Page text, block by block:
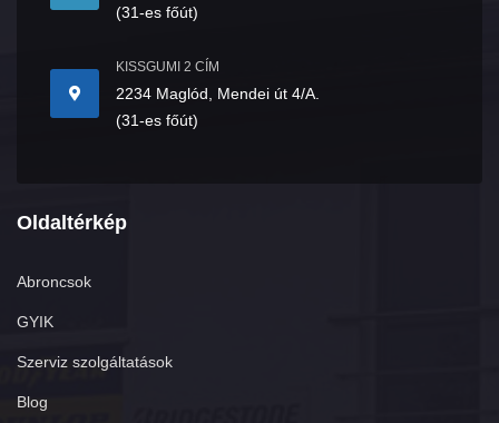
(31-es főút)
KISSGUMI 2 CÍM
2234 Maglód, Mendei út 4/A.
(31-es főút)
Oldaltérkép
Abroncsok
GYIK
Szerviz szolgáltatások
Blog